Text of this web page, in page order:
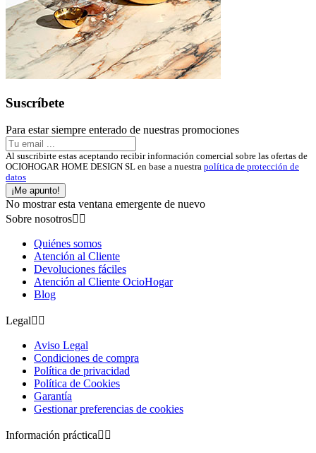
Suscríbete
Para estar siempre enterado de nuestras promociones
Al suscribirte estas aceptando recibir información comercial sobre las ofertas de
OCIOHOGAR HOME DESIGN SL en base a nuestra política de protección de
datos
¡Me apunto!
No mostrar esta ventana emergente de nuevo
Sobre nosotros 
Quiénes somos
Atención al Cliente
Devoluciones fáciles
Atención al Cliente OcioHogar
Blog
Legal 
Aviso Legal
Condiciones de compra
Política de privacidad
Política de Cookies
Garantía
Gestionar preferencias de cookies
Información práctica 